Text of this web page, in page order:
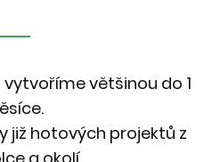
většinou do 1
již hotových projektů z